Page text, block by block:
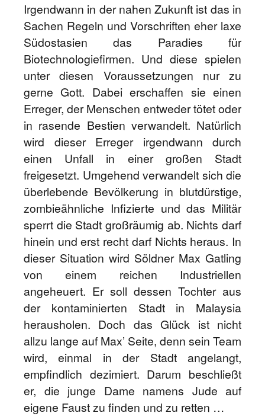
Irgendwann in der nahen Zukunft ist das in
Sachen Regeln und Vorschriften eher laxe
Südostasien das Paradies für
Biotechnologiefirmen. Und diese spielen
unter diesen Voraussetzungen nur zu
gerne Gott. Dabei erschaffen sie einen
Erreger, der Menschen entweder tötet oder
in rasende Bestien verwandelt. Natürlich
wird dieser Erreger irgendwann durch
einen Unfall in einer großen Stadt
freigesetzt. Umgehend verwandelt sich die
überlebende Bevölkerung in blutdürstige,
zombieähnliche Infizierte und das Militär
sperrt die Stadt großräumig ab. Nichts darf
hinein und erst recht darf Nichts heraus. In
dieser Situation wird Söldner Max Gatling
von einem reichen Industriellen
angeheuert. Er soll dessen Tochter aus
der kontaminierten Stadt in Malaysia
herausholen. Doch das Glück ist nicht
allzu lange auf Max’ Seite, denn sein Team
wird, einmal in der Stadt angelangt,
empfindlich dezimiert. Darum beschließt
er, die junge Dame namens Jude auf
eigene Faust zu finden und zu retten …